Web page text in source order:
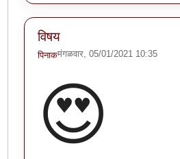
विषय
पिनाकमंगळवार, 05/01/2021 10:35
😍